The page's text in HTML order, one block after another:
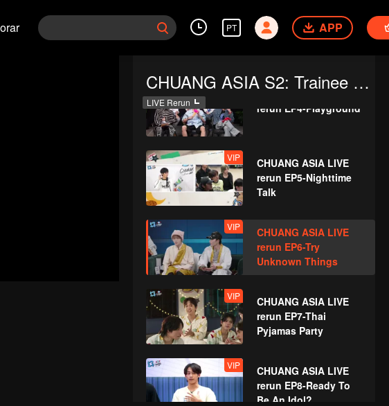
PT APP
CHUANG ASIA S2: Trainee LIVE Rerun
LIVE Rerun
CHUANG ASIA LIVE
rerun - Busking
VIP
rerun EP4-Playground
VIP
CHUANG ASIA LIVE
rerun EP5-Nighttime
Talk
VIP
CHUANG ASIA LIVE
rerun EP6-Try
Unknown Things
VIP
CHUANG ASIA LIVE
rerun EP7-Thai
Pyjamas Party
VIP
CHUANG ASIA LIVE
rerun EP8-Ready To
Be An Idol?